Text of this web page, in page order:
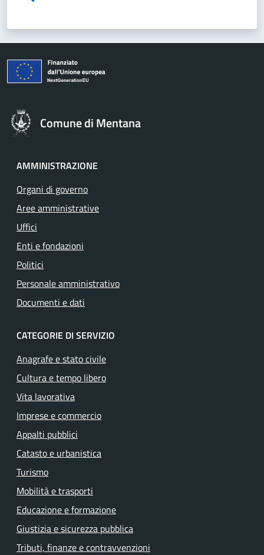
Comune di Mentana
AMMINISTRAZIONE
Organi di governo
Aree amministrative
Uffici
Enti e fondazioni
Politici
Personale amministrativo
Documenti e dati
CATEGORIE DI SERVIZIO
Anagrafe e stato civile
Cultura e tempo libero
Vita lavorativa
Imprese e commercio
Appalti pubblici
Catasto e urbanistica
Turismo
Mobilità e trasporti
Educazione e formazione
Giustizia e sicurezza pubblica
Tributi, finanze e contravvenzioni